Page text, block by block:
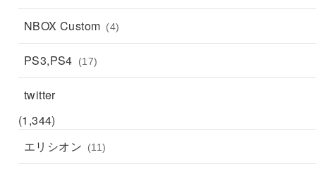
NBOX Custom (4)
PS3,PS4 (17)
twitter
(1,344)
エリシオン
(11)